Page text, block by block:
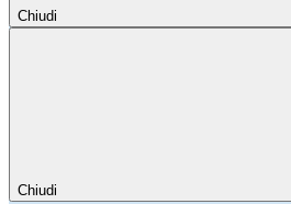
Chiudi
Chiudi